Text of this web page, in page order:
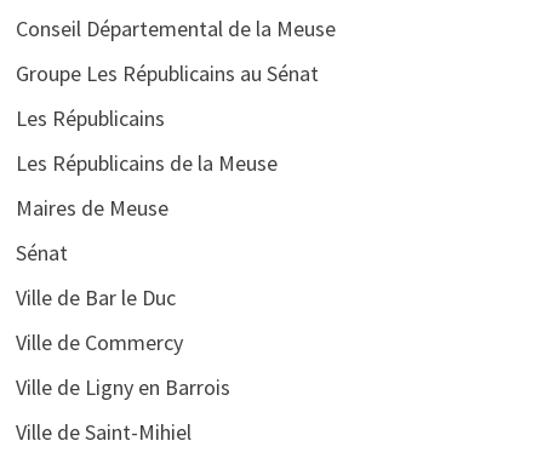
Conseil Départemental de la Meuse
Groupe Les Républicains au Sénat
Les Républicains
Les Républicains de la Meuse
Maires de Meuse
Sénat
Ville de Bar le Duc
Ville de Commercy
Ville de Ligny en Barrois
Ville de Saint-Mihiel